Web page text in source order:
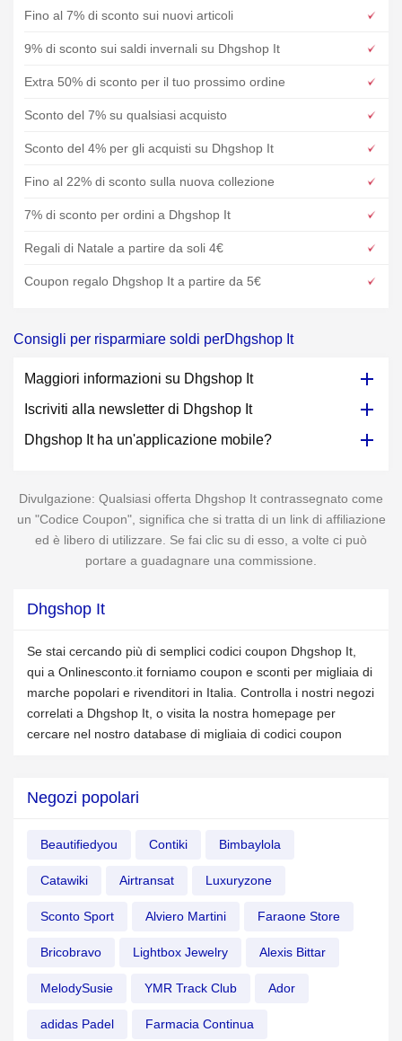
Fino al 7% di sconto sui nuovi articoli
9% di sconto sui saldi invernali su Dhgshop It
Extra 50% di sconto per il tuo prossimo ordine
Sconto del 7% su qualsiasi acquisto
Sconto del 4% per gli acquisti su Dhgshop It
Fino al 22% di sconto sulla nuova collezione
7% di sconto per ordini a Dhgshop It
Regali di Natale a partire da soli 4€
Coupon regalo Dhgshop It a partire da 5€
Consigli per risparmiare soldi perDhgshop It
Maggiori informazioni su Dhgshop It
Iscriviti alla newsletter di Dhgshop It
Dhgshop It ha un'applicazione mobile?
Divulgazione: Qualsiasi offerta Dhgshop It contrassegnato come
un "Codice Coupon", significa che si tratta di un link di affiliazione
ed è libero di utilizzare. Se fai clic su di esso, a volte ci può
portare a guadagnare una commissione.
Dhgshop It
Se stai cercando più di semplici codici coupon Dhgshop It,
qui a Onlinesconto.it forniamo coupon e sconti per migliaia di
marche popolari e rivenditori in Italia. Controlla i nostri negozi
correlati a Dhgshop It, o visita la nostra homepage per
cercare nel nostro database di migliaia di codici coupon
Negozi popolari
Beautifiedyou Contiki Bimbaylola
Catawiki Airtransat Luxuryzone
Sconto Sport Alviero Martini Faraone Store
Bricobravo Lightbox Jewelry Alexis Bittar
MelodySusie YMR Track Club Ador
adidas Padel Farmacia Continua